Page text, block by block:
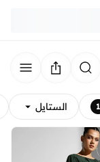
1 الستايل